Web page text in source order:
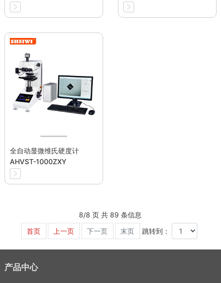
全自动显微维氏硬度计
AHVST-1000ZXY
8/8 页 共 89 条信息
首页
上一页 下一页 末页 跳转到：
产品中心